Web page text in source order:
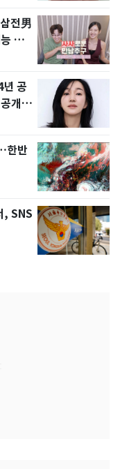
전男
화
공
개
한반
, SNS